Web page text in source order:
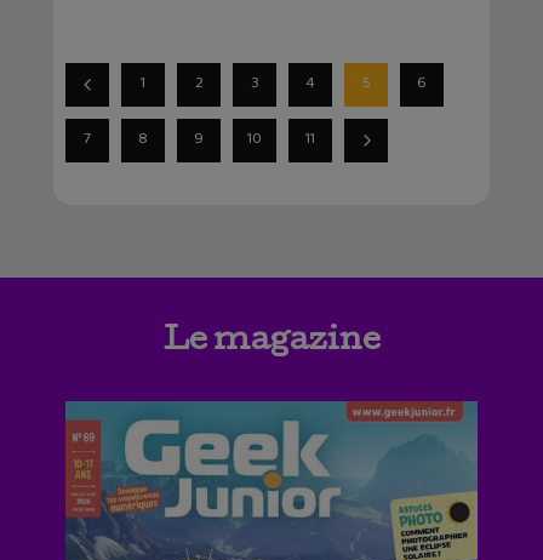
1 2 3 4 5 6
7 8 9 10 11
Le magazine